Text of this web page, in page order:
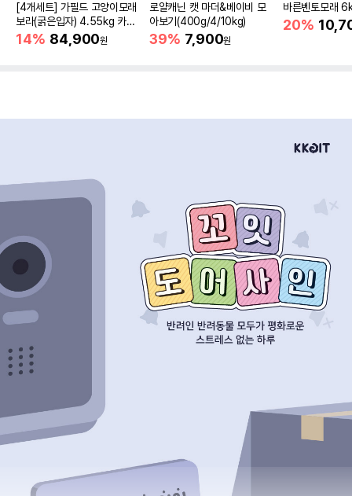
[4개세트] 가필드 고양이모래
보라(굵은입자) 4.55kg 카사
바모래
14% 84,900원
로얄캐닌 캣 마더&베이비 모
아보기(400g/4/10kg)
39% 7,900원
바른벤토모래
20%